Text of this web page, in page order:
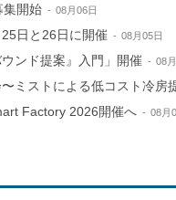
集開始 08月06日
日と26日に開催 08月05日
ンド提案』入門」開催 08
ミストによる低コスト冷房
Factory 2026開催へ 08月